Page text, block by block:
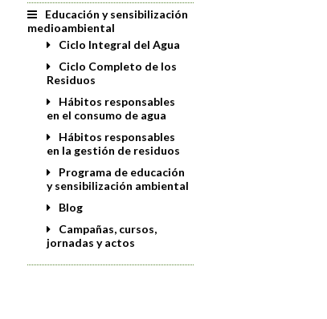
Educación y sensibilización
medioambiental
Ciclo Integral del Agua
Ciclo Completo de los
Residuos
Hábitos responsables
en el consumo de agua
Hábitos responsables
en la gestión de residuos
Programa de educación
y sensibilización ambiental
Blog
Campañas, cursos,
jornadas y actos